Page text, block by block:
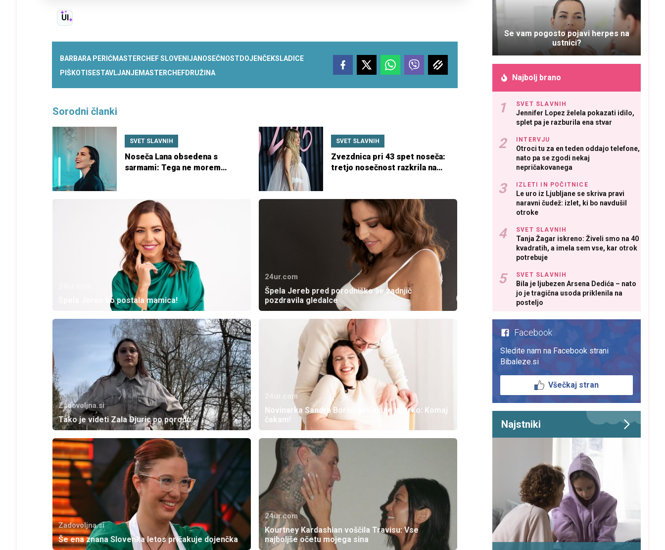
UI
BARBARA PERIĆMASTERCHEF SLOVENIJANOSEČNOST DOJENČEKSLADICE
PIŠKOTI SESTAVLJANJEMASTERCHEFDRUŽINA
Sorodni članki
SVET SLAVNIH
Noseča Lana obsedena s
sarmami: Tega ne morem
SVET SLAVNIH
Zvezdnica pri 43 spet noseča:
tretjo nosečnost razkrila na
Špela Jereb bo postala mamica!
24ur.com
Špela Jereb pred porodniško še zadnjič
pozdravila gledalce
Zadovoljna.si
Tako je videti Zala Djuric po porodu
24ur.com
Novinarka Sandra Boršič pričakuje hčerko: Komaj
čakam!
Zadovoljna.si
Še ena znana Slovenka letos pričakuje dojenčka
24ur.com
Kourtney Kardashian voščila Travisu: Vse
najboljše očetu mojega sina
Se vam pogosto pojavi herpes na
ustnici?
Najbolj brano
SVET SLAVNIH
Jennifer Lopez želela pokazati idilo,
splet pa je razburila ena stvar
INTERVJU
Otroci tu za en teden oddajo telefone,
nato pa se zgodi nekaj
nepričakovanega
IZLETI IN POČITNICE
Le uro iz Ljubljane se skriva pravi
naravni čudež: izlet, ki bo navdušil
otroke
SVET SLAVNIH
Tanja Žagar iskreno: Živeli smo na 40
kvadratih, a imela sem vse, kar otrok
potrebuje
SVET SLAVNIH
Bila je ljubezen Arsena Dedića – nato
jo je tragična usoda priklenila na
posteljo
Facebook
Sledite nam na Facebook strani
Bibaleze.si
Všečkaj stran
Najstniki